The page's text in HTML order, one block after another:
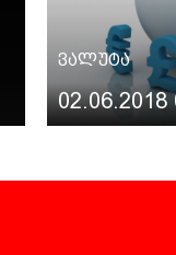
ვალუტა
02.06.2018